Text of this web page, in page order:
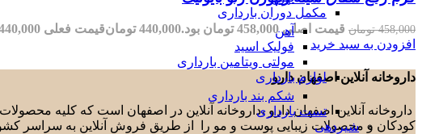
مکمل دوران بارداری
آهن
فولیک اسید
مولتی ویتامین بارداری
لوازم بارداری
شکم بند بارداری
تست بارداری
شیردهی
458,000 تومان قیمت اصلی 458,000 تومان بود. 440,000 تومانقیمت فعلی 440,000 تومان است.
افزودن به سبد خرید
داروخانه آنلاین اصفهان دارو
داروخانه آنلاین اصفهان دارو ،داروخانه آنلاین در اصفهان است که کلیه
کودکان و محصولات زیبایی پوست و مو را از طریق فروش آنلاین به سراسر